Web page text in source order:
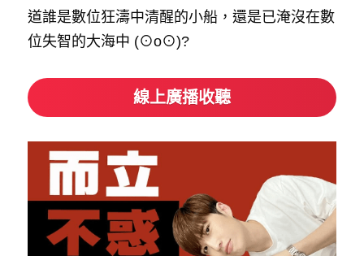
道誰是數位狂濤中清醒的小船，還是已淹沒在數
位失智的大海中 (⊙o⊙)?
線上廣播收聽